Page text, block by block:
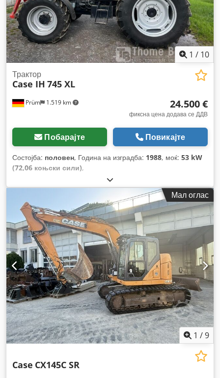
1 / 10
Prüm 1.519 km
Трактор
Case IH 745 XL
24.500 €
фиксна цена додава се ДДВ
Побарајте Повикајте
Состојба: половен, Година на изградба: 1988, моќ: 53 kW
(72,06 коњски сили),
Мал оглас
1 /9
Case CX145C SR